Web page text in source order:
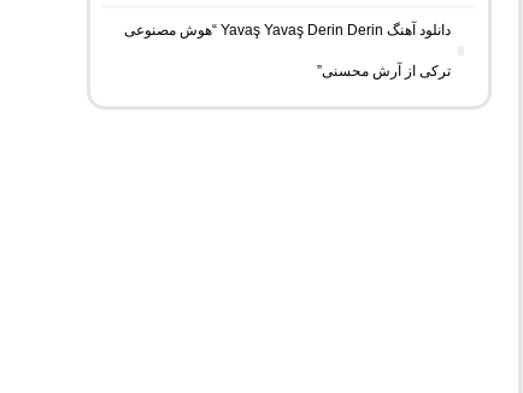
دانلود آهنگ Yavaş Yavaş Derin Derin “هوش مصنوعی
ترکی از آرش محسنی”